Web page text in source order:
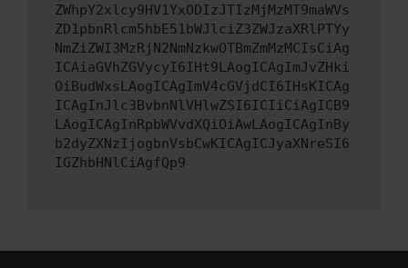
ZWhpY2xlcy9HV1YxODIzJTIzMjMzMT9maWVs
ZD1pbnRlcm5hbE51bWJlciZ3ZWJzaXRlPTYy
NmZiZWI3MzRjN2NmNzkwOTBmZmMzMCIsCiAg
ICAiaGVhZGVycyI6IHt9LAogICAgImJvZHki
OiBudWxsLAogICAgImV4cGVjdCI6IHsKICAg
ICAgInJlc3BvbnNlVHlwZSI6ICIiCiAgICB9
LAogICAgInRpbWVvdXQiOiAwLAogICAgInBy
b2dyZXNzIjogbnVsbCwKICAgICJyaXNreSI6
IGZhbHNlCiAgfQp9